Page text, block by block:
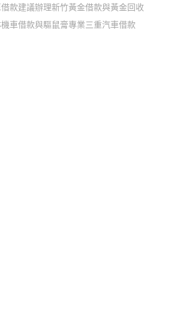
款建議辦理新竹黃金借款與黃金回收
車借款與驅鼠膏專業三重汽車借款